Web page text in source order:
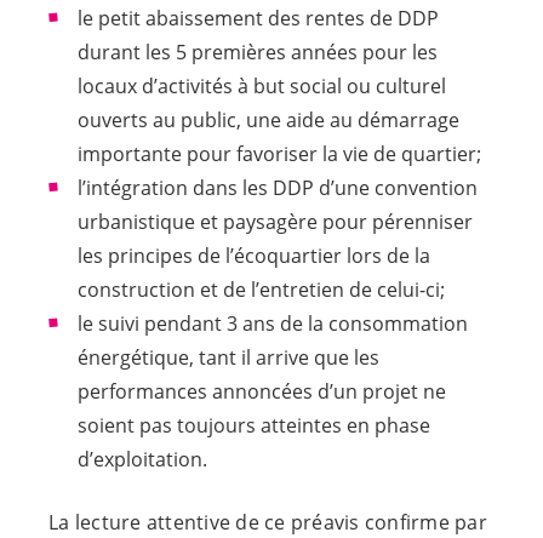
le petit abaissement des rentes de DDP
durant les 5 premières années pour les
locaux d’activités à but social ou culturel
ouverts au public, une aide au démarrage
importante pour favoriser la vie de quartier;
l’intégration dans les DDP d’une convention
urbanistique et paysagère pour pérenniser
les principes de l’écoquartier lors de la
construction et de l’entretien de celui-ci;
le suivi pendant 3 ans de la consommation
énergétique, tant il arrive que les
performances annoncées d’un projet ne
soient pas toujours atteintes en phase
d’exploitation.
La lecture attentive de ce préavis confirme par